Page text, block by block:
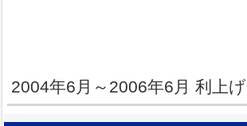
2004年6月～2006年6月 利上げ